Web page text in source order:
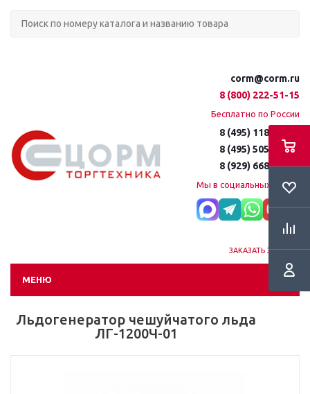
corm@corm.ru
8 (800) 222-51-15
Бесплатно по России
8 (495) 118-61-16
8 (495) 505-51-15
8 (929) 668-95-35
Мы в социальных сетях:
ЗАКАЗАТЬ ЗВОНОК
МЕНЮ
Льдогенератор чешуйчатого льда
ЛГ-1200Ч-01